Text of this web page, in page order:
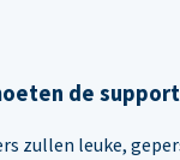
de
zullen leuke,